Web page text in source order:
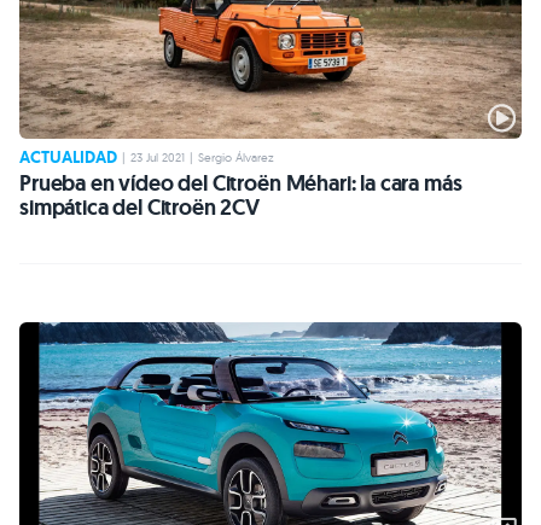
ACTUALIDAD | 23 Jul 2021 | Sergio Álvarez
Prueba en vídeo del Citroën Méhari: la cara más
simpática del Citroën 2CV